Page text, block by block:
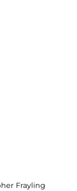
Frayling